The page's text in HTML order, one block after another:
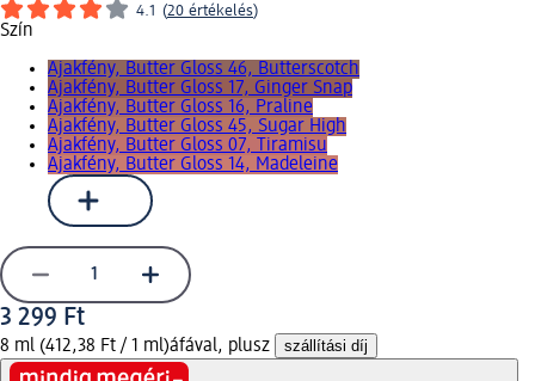
4.1 (20 értékelés)
Szín
Ajakfény, Butter Gloss 46, Butterscotch
Ajakfény, Butter Gloss 17, Ginger Snap
Ajakfény, Butter Gloss 16, Praline
Ajakfény, Butter Gloss 45, Sugar High
Ajakfény, Butter Gloss 07, Tiramisu
Ajakfény, Butter Gloss 14, Madeleine
3 299 Ft
8 ml (412,38 Ft / 1 ml)áfával, plusz szállítási díj